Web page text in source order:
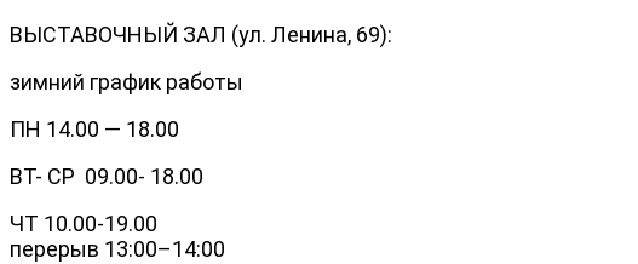
ВЫСТАВОЧНЫЙ ЗАЛ (ул. Ленина, 69):
зимний график работы
ПН 14.00 — 18.00
ВТ- СР 09.00- 18.00
ЧТ 10.00-19.00
перерыв 13:00–14:00